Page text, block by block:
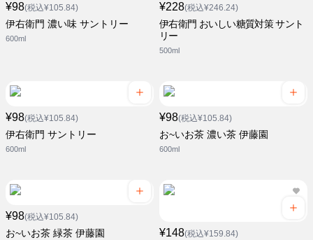
¥98(税込¥105.84)
伊右衛門 濃い味 サントリー
600ml
¥228(税込¥246.24)
伊右衛門 おいしい糖質対策 サント
リー
500ml
¥98(税込¥105.84)
伊右衛門 サントリー
600ml
¥98(税込¥105.84)
お~いお茶 濃い茶 伊藤園
600ml
¥98(税込¥105.84)
お~いお茶 緑茶 伊藤園 ¥148(税込¥159.84)